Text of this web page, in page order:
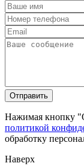
Нажимая кнопку
политикой
обработку
Наверх